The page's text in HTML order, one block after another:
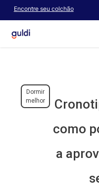
Skip
main
content
Encontre seu colchão
Dormir
melhor
como
a